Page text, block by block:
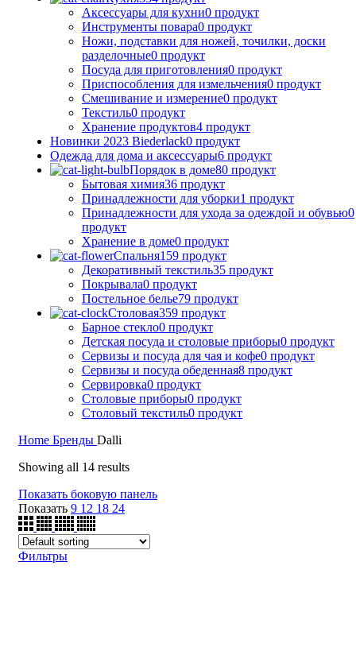
Аксессуары для кухни0 продукт
Инструменты повара0 продукт
Ножи, подставки для ножей, точилки, доски
разделочные0 продукт
Посуда для приготовления0 продукт
Приспособления для измельчения0 продукт
Смешивание и измерение0 продукт
Текстиль0 продукт
Хранение продуктов4 продукт
Новинки 2023 Biederlack0 продукт
Одежда для дома и аксессуары6 продукт
Порядок в доме80 продукт
Бытовая химия36 продукт
Принадлежности для уборки1 продукт
Принадлежности для ухода за одеждой и обувью0
продукт
Хранение в доме0 продукт
Спальня159 продукт
Декоративный текстиль35 продукт
Покрывала0 продукт
Постельное белье79 продукт
Столовая359 продукт
Барное стекло0 продукт
Детская посуда и столовые приборы0 продукт
Сервизы и посуда для чая и кофе0 продукт
Сервизы и посуда обеденная8 продукт
Сервировка0 продукт
Столовые приборы0 продукт
Столовый текстиль0 продукт
Home Бренды Dalli
Showing all 14 results
Показать боковую панель
Показать 9 12 18 24
Фильтры